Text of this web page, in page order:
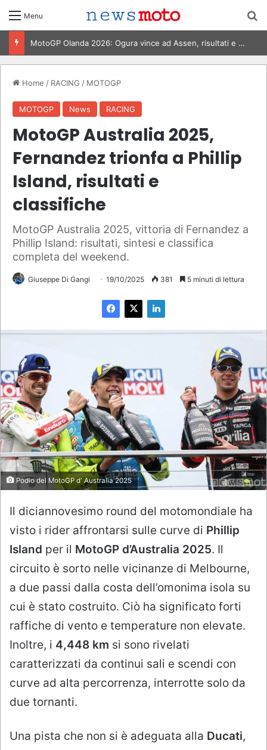
Menu
MotoGP Olanda 2026: Ogura vince ad Assen, risultati e classifica della gara
Home / RACING / MOTOGP
MOTOGP News RACING
MotoGP Australia 2025,
Fernandez trionfa a Phillip
Island, risultati e
classifiche
MotoGP Australia 2025, vittoria di Fernandez a
Phillip Island: risultati, sintesi e classifica
completa del weekend.
Giuseppe Di Gangi 19/10/2025 381 5 minuti di lettura
Podio del MotoGP d' Australia 2025
Il diciannovesimo round del motomondiale ha
visto i rider affrontarsi sulle curve di Phillip
Island per il MotoGP d’Australia 2025. Il
circuito è sorto nelle vicinanze di Melbourne,
a due passi dalla costa dell’omonima isola su
cui è stato costruito. Ciò ha significato forti
raffiche di vento e temperature non elevate.
Inoltre, i 4,448 km si sono rivelati
caratterizzati da continui sali e scendi con
curve ad alta percorrenza, interrotte solo da
due tornanti.
Una pista che non si è adeguata alla Ducati,